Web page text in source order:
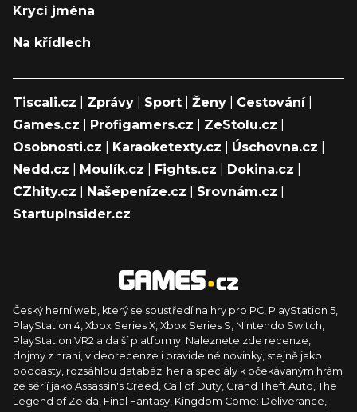
Krycí jména
Na křídlech
Tiscali.cz Zprávy Sport Ženy Cestování|
Games.cz
Profigamers.cz ZeStolu.cz
Osobnosti.cz
Karaoketexty.cz Úschovna.cz
Nedd.cz
Moulík.cz Fights.cz Dokina.cz
CZhity.cz
Našepeníze.cz Srovnám.cz
StartupInsider.cz
Český herní web, který se soustředí na hry pro PC, PlayStation 5,
PlayStation 4, Xbox Series X, Xbox Series S, Nintendo Switch,
PlayStation VR2 a další platformy. Naleznete zde recenze,
dojmy z hraní, videorecenze i pravidelné novinky, stejně jako
podcasty, rozsáhlou databázi her a speciály k očekávaným hrám
ze sérií jako Assassin's Creed, Call of Duty, Grand Theft Auto, The
Legend of Zelda, Final Fantasy, Kingdom Come: Deliverance,